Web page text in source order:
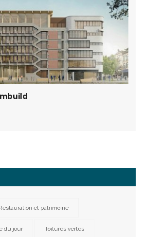
et patrimoine
du jour Toitures vertes